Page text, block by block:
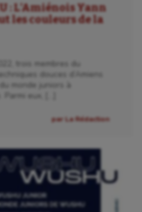
: L’Amiénois Yann
les couleurs de la
trois membres du
douces d’Amiens
monde juniors à
eux, […]
par La Rédaction